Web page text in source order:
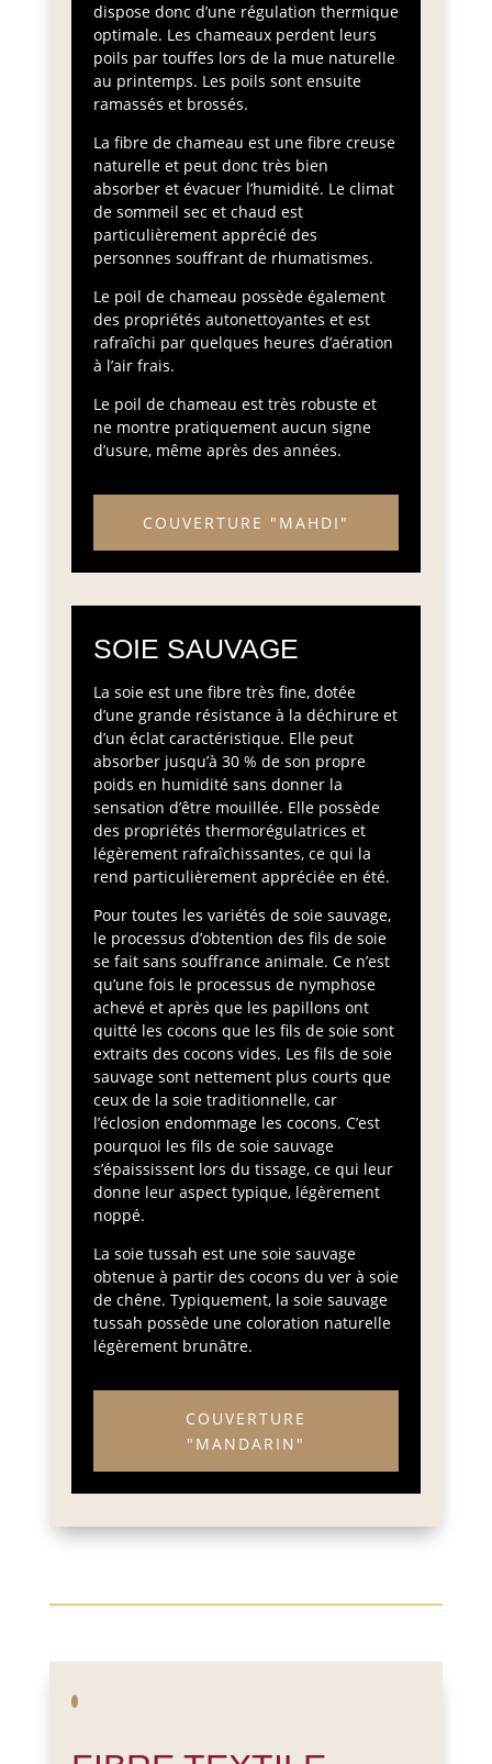
dispose donc d’une régulation thermique
optimale. Les chameaux perdent leurs
poils par touffes lors de la mue naturelle
au printemps. Les poils sont ensuite
ramassés et brossés.
La fibre de chameau est une fibre creuse
naturelle et peut donc très bien
absorber et évacuer l’humidité. Le climat
de sommeil sec et chaud est
particulièrement apprécié des
personnes souffrant de rhumatismes.
Le poil de chameau possède également
des propriétés autonettoyantes et est
rafraîchi par quelques heures d’aération
à l’air frais.
Le poil de chameau est très robuste et
ne montre pratiquement aucun signe
d’usure, même après des années.
COUVERTURE "MAHDI"
SOIE SAUVAGE
La soie est une fibre très fine, dotée
d’une grande résistance à la déchirure et
d’un éclat caractéristique. Elle peut
absorber jusqu’à 30 % de son propre
poids en humidité sans donner la
sensation d’être mouillée. Elle possède
des propriétés thermorégulatrices et
légèrement rafraîchissantes, ce qui la
rend particulièrement appréciée en été.
Pour toutes les variétés de soie sauvage,
le processus d’obtention des fils de soie
se fait sans souffrance animale. Ce n’est
qu’une fois le processus de nymphose
achevé et après que les papillons ont
quitté les cocons que les fils de soie sont
extraits des cocons vides. Les fils de soie
sauvage sont nettement plus courts que
ceux de la soie traditionnelle, car
l’éclosion endommage les cocons. C’est
pourquoi les fils de soie sauvage
s’épaississent lors du tissage, ce qui leur
donne leur aspect typique, légèrement
noppé.
La soie tussah est une soie sauvage
obtenue à partir des cocons du ver à soie
de chêne. Typiquement, la soie sauvage
tussah possède une coloration naturelle
légèrement brunâtre.
COUVERTURE
"MANDARIN"